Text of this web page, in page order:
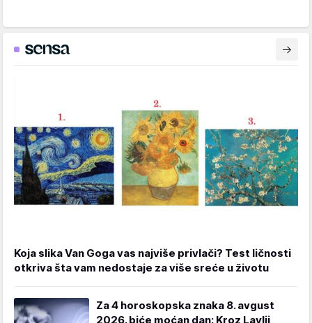
Koja slika Van Goga vas najviše privlači? Test ličnosti
otkriva šta vam nedostaje za više sreće u životu
Za 4 horoskopska znaka 8. avgust
2026. biće moćan dan: Kroz Lavlji